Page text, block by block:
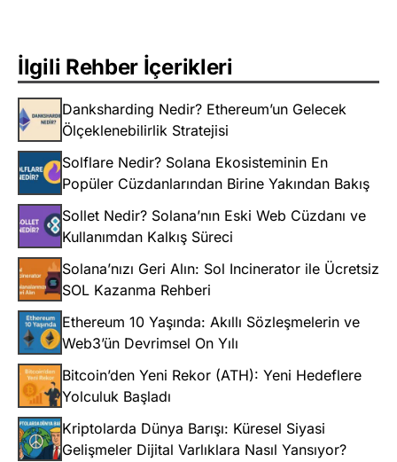
İlgili Rehber İçerikleri
Danksharding Nedir? Ethereum’un Gelecek
Ölçeklenebilirlik Stratejisi
Solflare Nedir? Solana Ekosisteminin En
Popüler Cüzdanlarından Birine Yakından Bakış
Sollet Nedir? Solana’nın Eski Web Cüzdanı ve
Kullanımdan Kalkış Süreci
Solana’nızı Geri Alın: Sol Incinerator ile Ücretsiz
SOL Kazanma Rehberi
Ethereum 10 Yaşında: Akıllı Sözleşmelerin ve
Web3’ün Devrimsel On Yılı
Bitcoin’den Yeni Rekor (ATH): Yeni Hedeflere
Yolculuk Başladı
Kriptolarda Dünya Barışı: Küresel Siyasi
Gelişmeler Dijital Varlıklara Nasıl Yansıyor?